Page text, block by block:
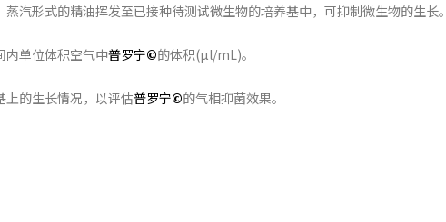
汽形式的精油挥发至已接种待测试微生物的培养基中，可抑制微生物的生长
内单位体积空气中普罗宁©的体积(µl/mL)。
上的生长情况，以评估普罗宁©的气相抑菌效果。